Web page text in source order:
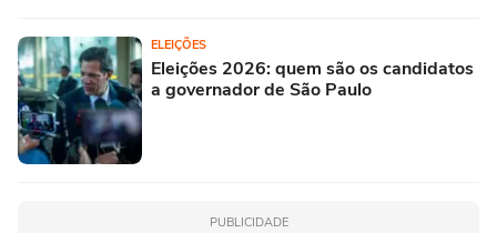
ELEIÇÕES
Eleições 2026: quem são os candidatos
a governador de São Paulo
PUBLICIDADE